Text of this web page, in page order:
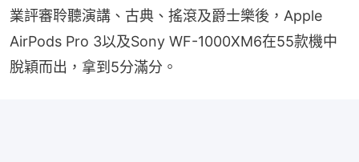
業評審聆聽演講、古典、搖滾及爵士樂後，Apple
AirPods Pro 3以及Sony WF-1000XM6在55款機中
脫穎而出，拿到5分滿分。